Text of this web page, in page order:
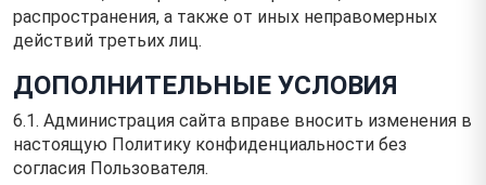
распространения, а также от иных неправомерных
действий третьих лиц.
ДОПОЛНИТЕЛЬНЫЕ УСЛОВИЯ
6.1. Администрация сайта вправе вносить изменения в
настоящую Политику конфиденциальности без
согласия Пользователя.